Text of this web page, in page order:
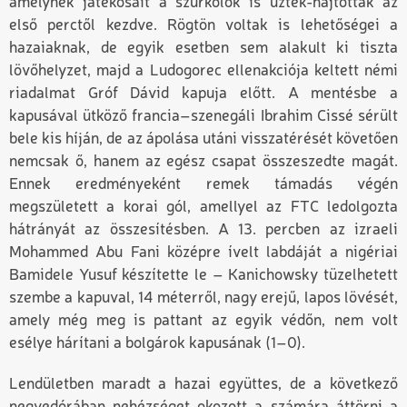
amelynek játékosait a szurkolók is űzték-hajtották az
első perctől kezdve. Rögtön voltak is lehetőségei a
hazaiaknak, de egyik esetben sem alakult ki tiszta
lövőhelyzet, majd a Ludogorec ellenakciója keltett némi
riadalmat Gróf Dávid kapuja előtt. A mentésbe a
kapusával ütköző francia–szenegáli Ibrahim Cissé sérült
bele kis híján, de az ápolása utáni visszatérését követően
nemcsak ő, hanem az egész csapat összeszedte magát.
Ennek eredményeként remek támadás végén
megszületett a korai gól, amellyel az FTC ledolgozta
hátrányát az összesítésben. A 13. percben az izraeli
Mohammed Abu Fani középre ívelt labdáját a nigériai
Bamidele Yusuf készítette le – Kanichowsky tüzelhetett
szembe a kapuval, 14 méterről, nagy erejű, lapos lövését,
amely még meg is pattant az egyik védőn, nem volt
esélye hárítani a bolgárok kapusának (1–0).
Lendületben maradt a hazai együttes, de a következő